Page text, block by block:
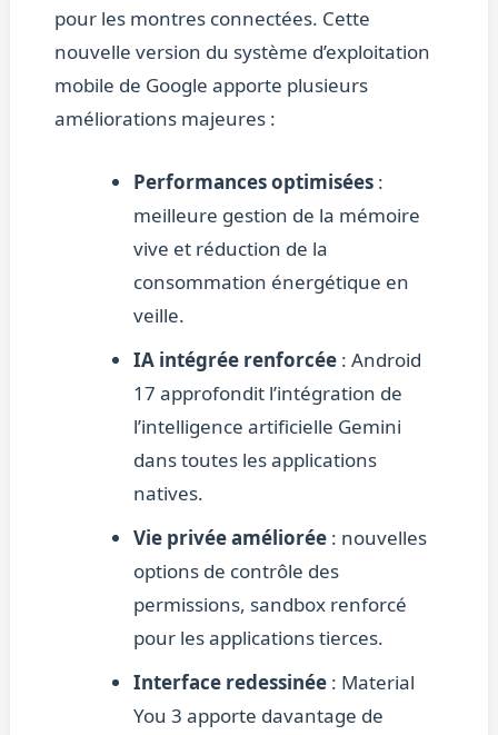
pour les montres connectées. Cette
nouvelle version du système d’exploitation
mobile de Google apporte plusieurs
améliorations majeures :
Performances optimisées:
meilleure gestion de la mémoire
vive et réduction de la
consommation énergétique en
veille.
IA intégrée renforcée: Android
17 approfondit l’intégration de
l’intelligence artificielle Gemini
dans toutes les applications
natives.
Vie privée améliorée: nouvelles
options de contrôle des
permissions, sandbox renforcé
pour les applications tierces.
Interface redessinée: Material
You 3 apporte davantage de